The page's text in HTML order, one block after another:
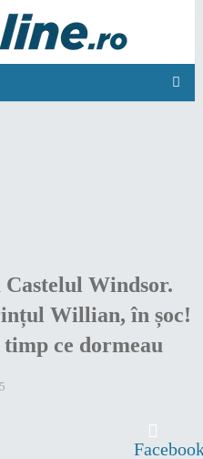
Windsor.
Willian, în șoc!
ce dormeau